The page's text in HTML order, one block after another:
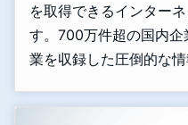
を取得できるインター
す。700万件超の国内
業を収録した圧倒的な情